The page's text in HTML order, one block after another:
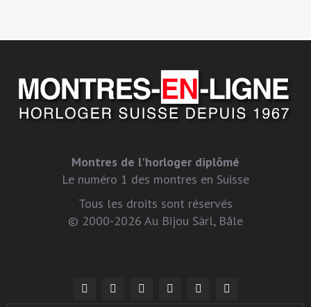
Montres de l'horloger diplômé
Le numéro 1 des montres en Suisse
Tous les droits sont réservés
© 2000-2026 Au Bijou Sàrl, Bâle